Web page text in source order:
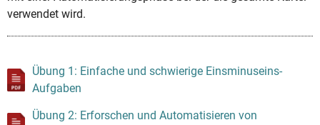
verwendet wird.
Übung 1: Einfache und schwierige Einsminuseins-
Aufgaben
Übung 2: Erforschen und Automatisieren von